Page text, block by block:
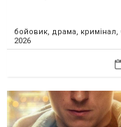
бойовик, драма,
2026